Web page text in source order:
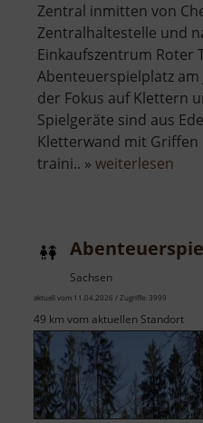
Zentral inmitten von
Zentralhaltestelle und
Einkaufszentrum Roter
Abenteuerspielplatz
der Fokus auf Klettern
Spielgeräte sind aus
Kletterwand mit Griffen
traini.. » weiterlesen
Sachsen
aktuell vom 11.04.2026 / Zugriffe: 3999
49 km vom aktuellen Standort